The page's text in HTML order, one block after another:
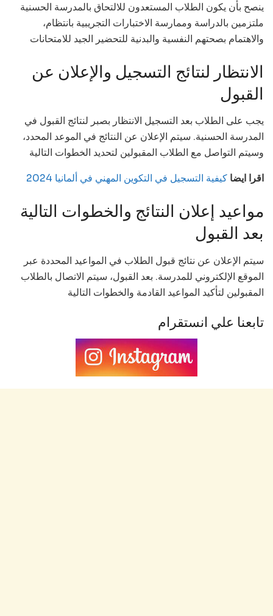
ينصح بأن يكون الطلاب المستعدون للالتحاق بالمدرسة الحسنية
ملتزمين بالدراسة وممارسة الاختبارات التجريبية بانتظام،
والاهتمام بصحتهم النفسية والبدنية للتحضير الجيد للامتحانات
الانتظار لنتائج التسجيل والإعلان عن
القبول
يجب على الطلاب بعد التسجيل الانتظار بصبر لنتائج القبول في
المدرسة الحسنية. سيتم الإعلان عن النتائج في الموعد المحدد،
وسيتم التواصل مع الطلاب المقبولين لتحديد الخطوات التالية
اقرا ايضا كيفية التسجيل في التكوين المهني في ألمانيا 2024
مواعيد إعلان النتائج والخطوات التالية
بعد القبول
سيتم الإعلان عن نتائج قبول الطلاب في المواعيد المحددة عبر
الموقع الإلكتروني للمدرسة. بعد القبول، سيتم الاتصال بالطلاب
المقبولين لتأكيد المواعيد القادمة والخطوات التالية
تابعنا علي انستقرام